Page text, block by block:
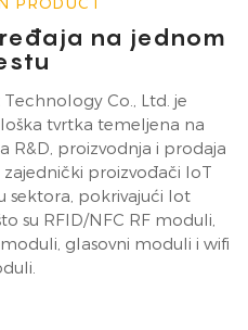
na jednom
Co., Ltd. je
tvrtka temeljena na
R&D, proizvodnja i prodaja
proizvođači IoT
sektora, pokrivajući Iot
su RFID/NFC RF moduli,
glasovni moduli i wifi